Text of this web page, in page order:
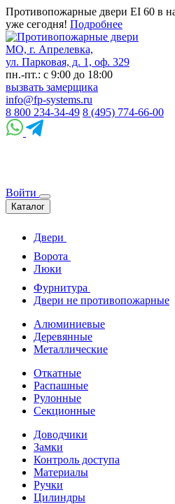
Противопожарные двери EI 60 в
уже сегодня! Подробнее
МО, г. Апрелевка,
ул. Парковая, д. 1, оф. 329
пн.-пт.: с 9:00 до 18:00
вызвать замерщика
info@fp-systems.ru
8 800 234-34-49 8 (495) 774-66-00
Войти
Каталог
Двери
Ворота
Люки
Фурнитура
Двери не противопожарные
Алюминиевые
Деревянные
Металлические
Откатные
Распашные
Рулонные
Секционные
Доводчики
Замки
Контроль доступа
Материалы
Ручки
Цилиндры